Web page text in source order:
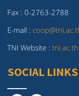
Fax : 0-2763-2788
E-mail :
TNI Website : tni.ac.th
SOCIAL LINKS